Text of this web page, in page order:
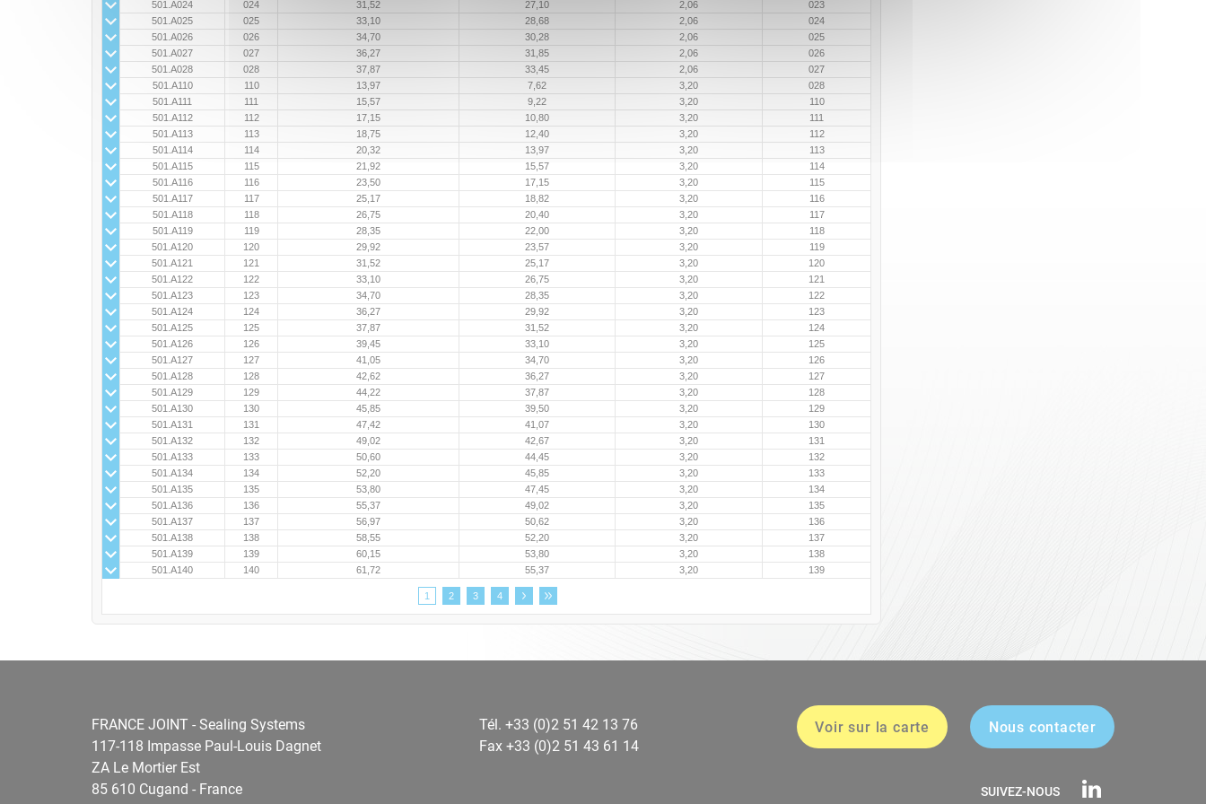
501.A024
024 31,52 27,10 2,06
023
501.A025
025 33,10 28,68 2,06
024
501.A026
026 34,70 30,28 2,06
025
501.A027
027 36,27 31,85 2,06
026
501.A028
028 37,87 33,45 2,06
027
501.A110
110 13,97 7,62 3,20
028
501.A111
111 15,57 9,22 3,20
110
501.A112
112 17,15 10,80 3,20
111
501.A113
113 18,75 12,40 3,20
112
501.A114
114 20,32 13,97 3,20
113
501.A115
115 21,92 15,57 3,20
114
501.A116
116 23,50 17,15 3,20
115
501.A117
117 25,17 18,82 3,20
116
501.A118
118 26,75 20,40 3,20
117
501.A119
119 28,35 22,00 3,20
118
501.A120
120 29,92 23,57 3,20
119
501.A121
121 31,52 25,17 3,20
120
501.A122
122 33,10 26,75 3,20
121
501.A123
123 34,70 28,35 3,20
122
501.A124
124 36,27 29,92 3,20
123
501.A125
125 37,87 31,52 3,20
124
501.A126
126 39,45 33,10 3,20
125
501.A127
127 41,05 34,70 3,20
126
501.A128
128 42,62 36,27 3,20
127
501.A129
129 44,22 37,87 3,20
128
501.A130
130 45,85 39,50 3,20
129
501.A131
131 47,42 41,07 3,20
130
501.A132
132 49,02 42,67 3,20
131
501.A133
133 50,60 44,45 3,20
132
501.A134
134 52,20 45,85 3,20
133
501.A135
135 53,80 47,45 3,20
134
501.A136
136 55,37 49,02 3,20
135
501.A137
137 56,97 50,62 3,20
136
501.A138
138 58,55 52,20 3,20
137
501.A139
139 60,15 53,80 3,20
138
501.A140
140 61,72 55,37 3,20 139
1 2 3 4
FRANCE JOINT - Sealing Systems
117-118 Impasse Paul-Louis Dagnet
ZA Le Mortier Est
85 610 Cugand - France
Tél. +33 (0)2 51 42 13 76
Fax +33 (0)2 51 43 61 14
Voir sur la carte Nous contacter
SUIVEZ-NOUS